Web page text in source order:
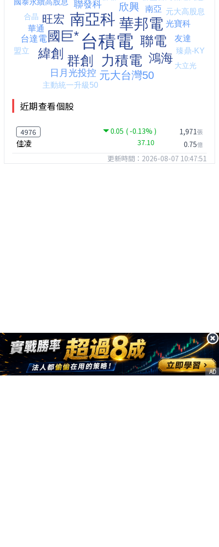
近期查看個股
4976 0.05 ( -0.13% )
佳凌 37.10
1,971張
0.75億
更新時間：2026-08-07 10:47:51
AD